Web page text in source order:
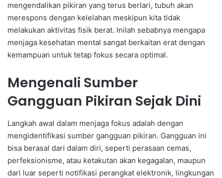
mengendalikan pikiran yang terus berlari, tubuh akan
merespons dengan kelelahan meskipun kita tidak
melakukan aktivitas fisik berat. Inilah sebabnya mengapa
menjaga kesehatan mental sangat berkaitan erat dengan
kemampuan untuk tetap fokus secara optimal.
Mengenali Sumber
Gangguan Pikiran Sejak Dini
Langkah awal dalam menjaga fokus adalah dengan
mengidentifikasi sumber gangguan pikiran. Gangguan ini
bisa berasal dari dalam diri, seperti perasaan cemas,
perfeksionisme, atau ketakutan akan kegagalan, maupun
dari luar seperti notifikasi perangkat elektronik, lingkungan